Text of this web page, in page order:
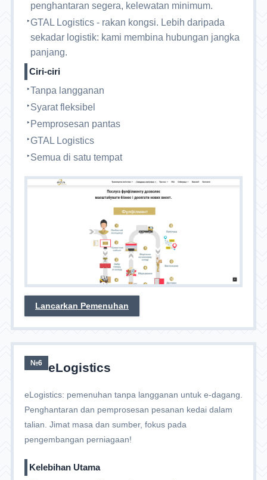
penghantaran segera, kelewatan minimum.
GTAL Logistics - rakan kongsi. Lebih daripada
sekadar logistik: kami membina hubungan jangka
panjang.
Ciri-ciri
Tanpa langganan
Syarat fleksibel
Pemprosesan pantas
GTAL Logistics
Semua di satu tempat
Lancarkan Pemenuhan
№6 eLogistics
eLogistics: pemenuhan tanpa langganan untuk e-dagang.
Penghantaran dan pemprosesan pesanan kedai dalam
talian. Jimat masa dan sumber, fokus pada
pengembangan perniagaan!
Kelebihan Utama